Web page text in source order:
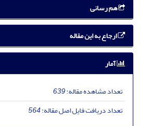
هم رسانی
ارجاع به این مقاله
آمار
تعداد مشاهده مقاله:639
تعداد دریافت فایل اصل مقاله:564